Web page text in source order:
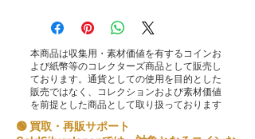
本商品は収集用・素材価値を有するコインお
よび紙幣等のコレクターズ商品として販売し
ております。通貨としての使用を目的とした
販売ではなく、コレクションおよび素材価値
を前提とした商品として取り扱っております
🟢 買取・再販サポート